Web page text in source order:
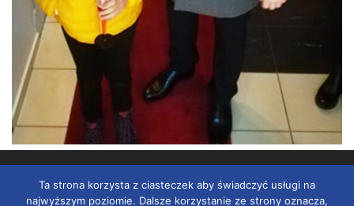
Wszelkie prawa zastrzeżone
Strony internetowe Grupa
Ta strona korzysta z ciasteczek aby świadczyć usługi na
najwyższym poziomie. Dalsze korzystanie ze strony oznacza,